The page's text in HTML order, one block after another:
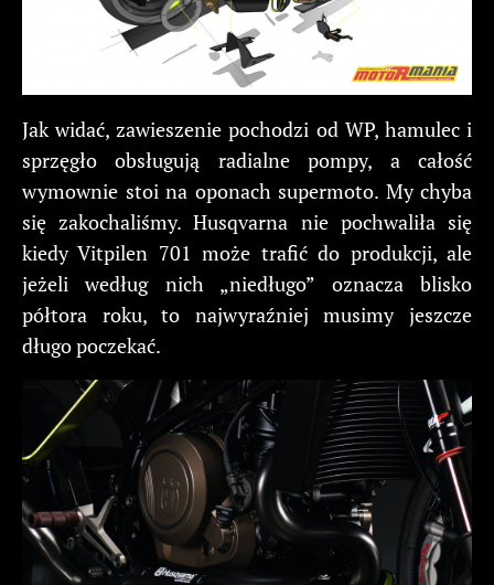
Jak widać, zawieszenie pochodzi od WP, hamulec i
sprzęgło obsługują radialne pompy, a całość
wymownie stoi na oponach supermoto. My chyba
się zakochaliśmy. Husqvarna nie pochwaliła się
kiedy Vitpilen 701 może trafić do produkcji, ale
jeżeli według nich „niedługo” oznacza blisko
półtora roku, to najwyraźniej musimy jeszcze
długo poczekać.